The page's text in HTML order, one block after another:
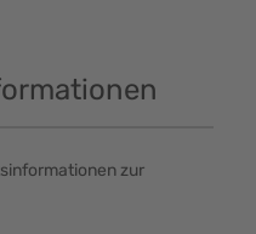
zur